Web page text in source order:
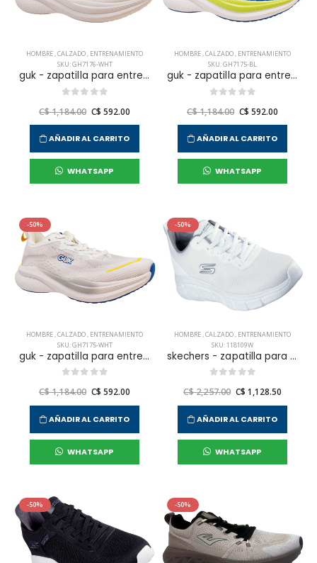
HOMBRE,CALZADO, ENTRENAMIENTO
SKU: GH7176-WHT
guk - zapatilla para entrenar gh7176 para hombre
C$ 1,184.00 C$ 592.00
AÑADIR AL CARRITO
WHATSAPP
HOMBRE,CALZADO, ENTRENAMIENTO
SKU: GH7175-BL
guk - zapatilla para entrenar gh7175 para hombre
C$ 1,184.00 C$ 592.00
AÑADIR AL CARRITO
WHATSAPP
-50%
HOMBRE,CALZADO, ENTRENAMIENTO
SKU: GH7175-WHT
guk - zapatilla para entrenar gh7175 para hombre
C$ 1,184.00 C$ 592.00
AÑADIR AL CARRITO
WHATSAPP
-50%
HOMBRE,CALZADO, ENTRENAMIENTO
SKU: 118109W
skechers - zapatilla para entrenamiento bobs b flex - icy edge para hombre
C$ 2,257.00 C$ 1,128.50
AÑADIR AL CARRITO
WHATSAPP
-50% -50%